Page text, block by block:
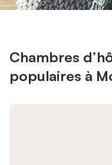
Chambres
populaires à